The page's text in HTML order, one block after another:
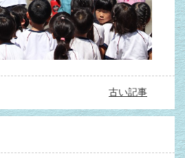
古い記事